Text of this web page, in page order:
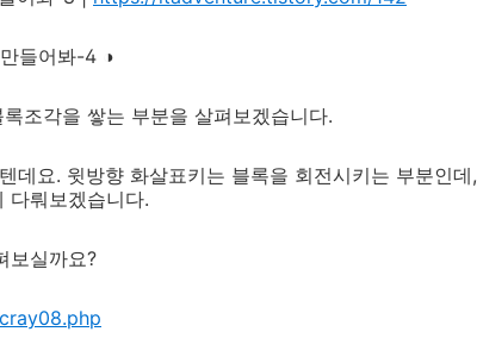
들어봐-4 ◑
조각을 쌓는 부분을 살펴보겠습니다.
데요. 윗방향 화살표키는 블록을 회전시키는 부분인데,
다뤄보겠습니다.
보실까요?